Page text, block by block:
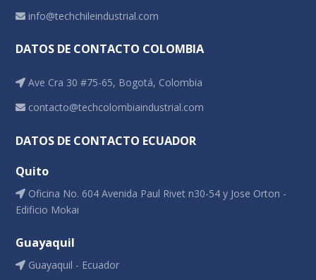
info@techchileindustrial.com
DATOS DE CONTACTO COLOMBIA
Ave Cra 30 #75-65, Bogotá, Colombia
contacto@techcolombiaindustrial.com
DATOS DE CONTACTO ECUADOR
Quito
Oficina No. 604 Avenida Paul Rivet n30-54 y Jose Orton -
Edificio Mokai
Guayaquil
Guayaquil - Ecuador